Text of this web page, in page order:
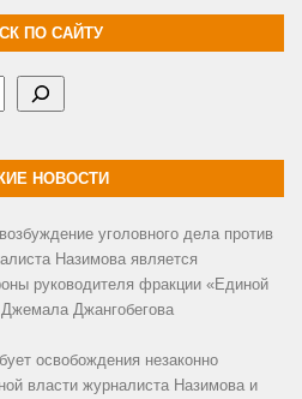
ПО САЙТУ
НОВОСТИ
уголовного дела против
Назимова является
руководителя фракции «Единой
Джангобегова
освобождения незаконно
власти журналиста Назимова и